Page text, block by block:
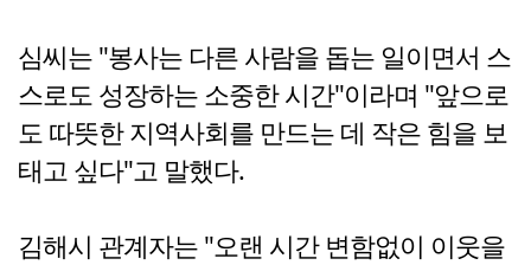
심씨는 "봉사는 다른 사람을 돕는 일이면서 스
스로도 성장하는 소중한 시간"이라며 "앞으로
도 따뜻한 지역사회를 만드는 데 작은 힘을 보
태고 싶다"고 말했다.
김해시 관계자는 "오랜 시간 변함없이 이웃을